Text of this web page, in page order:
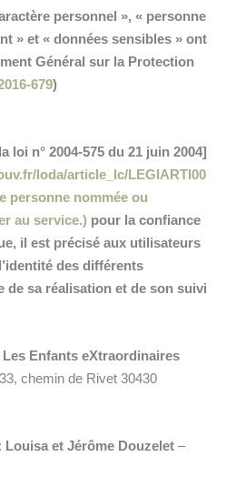
personnel », « personne
» et « données sensibles » ont
Général sur la Protection
679)
loi n° 2004-575 du 21 juin 2004]
loda/article_lc/LEGIARTI00
personne nommée ou
au service.) pour la confiance
il est précisé aux utilisateurs
l’identité des différents
de sa réalisation et de son suivi
Enfants eXtraordinaires
chemin de Rivet 30430
: Louisa et Jérôme Douzelet –